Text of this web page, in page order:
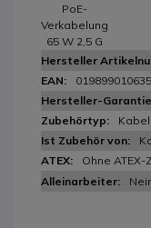
PoE-
Verkabelung
65 W 2,5 G
Kabel
Ohne